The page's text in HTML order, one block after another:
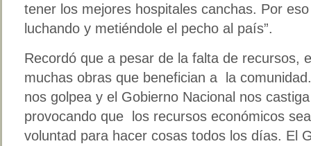
tener los mejores hospitales canchas. Por
luchando y metiéndole el pecho al país”.
Recordó que a pesar de la falta de recursos,
muchas obras que benefician a la
nos golpea y el Gobierno Nacional nos
provocando que los recursos económicos
voluntad para hacer cosas todos los días. El